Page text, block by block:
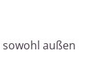
außen